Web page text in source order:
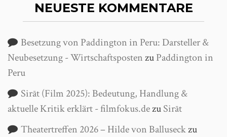
NEUESTE KOMMENTARE
Besetzung von Paddington in Peru: Darsteller &
Neubesetzung - WirtschaftspostenzuPaddington in
Peru
Sirāt (Film 2025): Bedeutung, Handlung &
aktuelle Kritik erklärt - filmfokus.dezuSirāt
Theatertreffen 2026 – Hilde von Balluseckzu